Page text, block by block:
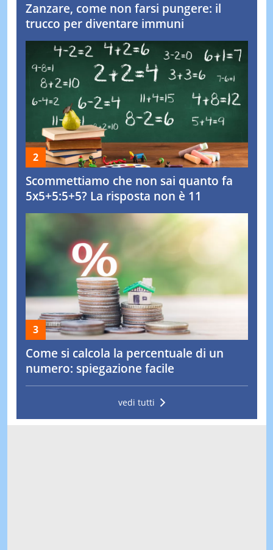
Zanzare, come non farsi pungere: il
trucco per diventare immuni
Scommettiamo che non sai quanto fa
5x5+5:5+5? La risposta non è 11
Come si calcola la percentuale di un
numero: spiegazione facile
vedi tutti